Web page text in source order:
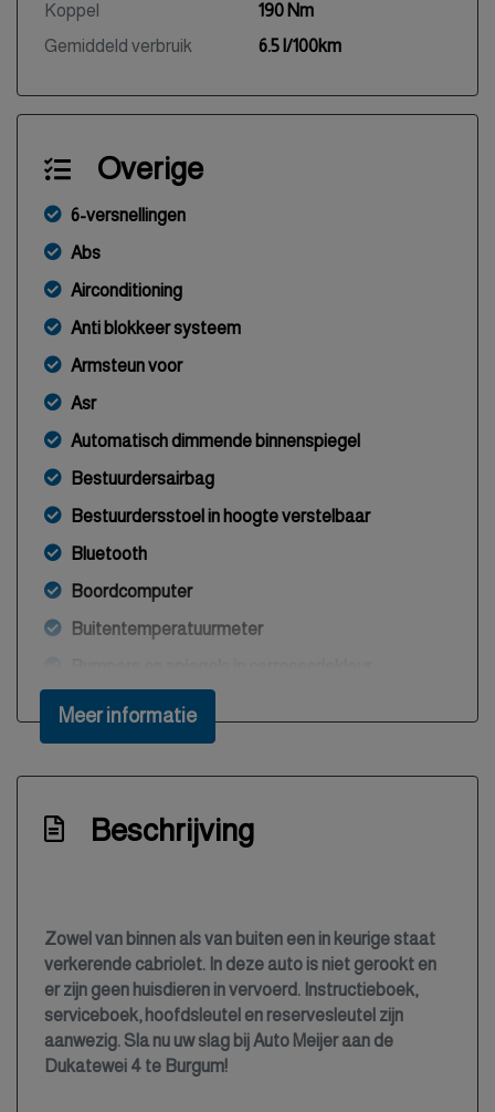
Koppel
190 Nm
Gemiddeld verbruik
6.5 l/100km
Overige
6-versnellingen
Abs
Airconditioning
Anti blokkeer systeem
Armsteun voor
Asr
Automatisch dimmende binnenspiegel
Bestuurdersairbag
Bestuurdersstoel in hoogte verstelbaar
Bluetooth
Boordcomputer
Buitentemperatuurmeter
Bumpers in carrosseriekleur
Centrale deurvergrendeling met
Cruise control
Hoofd airbag(s) achter
Hoofd airbag(s) voor
Hoofdsleutel en reservesleutel
Hoofdsteunen achter
Meer informatie
Beschrijving
Zowel van binnen als van buiten een in keurige staat
verkerende cabriolet. In deze auto is niet gerookt en
er zijn geen huisdieren in vervoerd. Instructieboek,
serviceboek, hoofdsleutel en reservesleutel zijn
aanwezig. Sla nu uw slag bij Auto Meijer aan de
Dukatewei 4 te Burgum!